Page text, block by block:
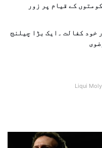
کے قیام پر زور
خود کفالت ۔ایک بڑا چیلنج
Liqui